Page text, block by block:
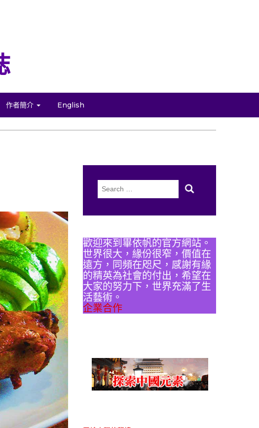
作者簡介 English
Search
歡迎來到畢依帆的官方網站。
世界很大，緣份很窄，價值在
遠方，同頻在咫尺，感謝有緣
的精英為社會的付出，希望在
大家的努力下，世界充滿了生
活藝術。
企業合作